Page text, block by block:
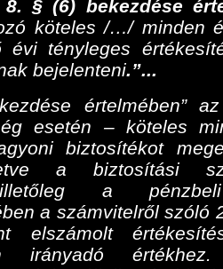
8. § (6) bekezdése
köteles /…/ minden
évi tényleges
bejelenteni.”...
értelmében”
esetén – köteles
biztosítékot
a biztosítási
illetőleg a
a számvitelről szóló
elszámolt
irányadó